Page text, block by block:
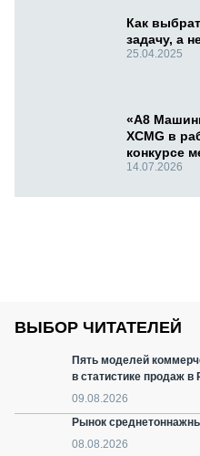
Как
задачу, а
25.04.2025
«А8
XCMG в
конкурсе
14.07.2026
ВЫБОР ЧИТАТЕЛЕЙ
Пять моделей
в статистике продаж в
09.08.2026
Рынок
08.08.2026